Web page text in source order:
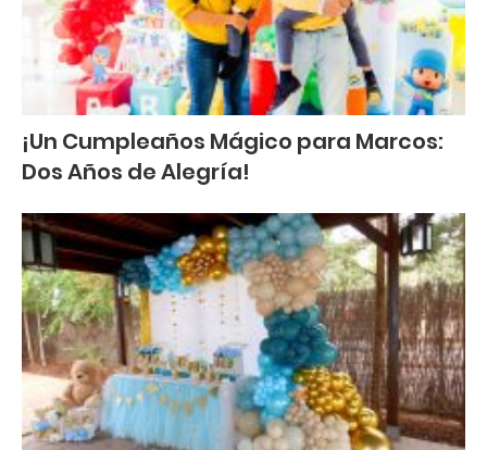
¡Un Cumpleaños Mágico para Marcos:
Dos Años de Alegría!